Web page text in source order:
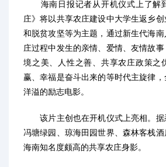
海南日报记者从开机仪式上了解
庄》将以共享农庄建设中大学生返乡
和脱贫攻坚等为主题，通过新生代海
庄过程中发生的亲情、爱情、友情故
境之美、人性之善、共享农庄政策之
赢、幸福是奋斗出来的等时代主旋律
洋溢的励志电影。
该片主创也在开机仪式上亮相。据
冯塘绿园、琼海田园世界、森林客栈
海南知名度颇高的共享农庄身影。